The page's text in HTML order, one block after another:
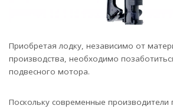
Приобретая лодку, независимо от
производства, необходимо
подвесного мотора.
Поскольку современные производители